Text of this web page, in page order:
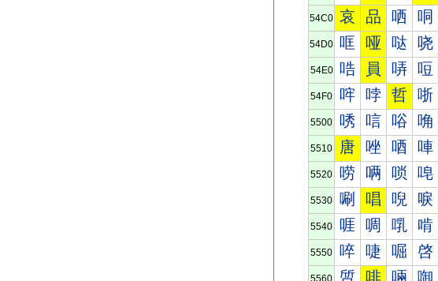
54C0 哀 品 哂 哃
54D0 哐 哑 哒 哓
54E0 哠 員 哢 哣
54F0 哰 哱 哲 哳
5500 唀 唁 唂 唃
5510 唐 唑 唒 唓
5520 唠 唡 唢 唣
5530 唰 唱 唲 唳
5540 啀 啁 啂 啃
5550 啐 啑 啒 啓
5560 啠 啡 啢 啣